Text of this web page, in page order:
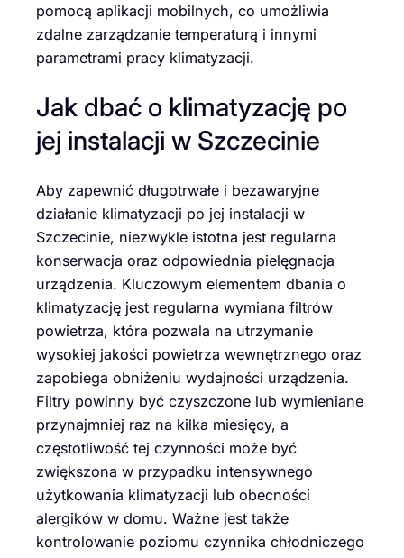
pomocą aplikacji mobilnych, co umożliwia
zdalne zarządzanie temperaturą i innymi
parametrami pracy klimatyzacji.
Jak dbać o klimatyzację po
jej instalacji w Szczecinie
Aby zapewnić długotrwałe i bezawaryjne
działanie klimatyzacji po jej instalacji w
Szczecinie, niezwykle istotna jest regularna
konserwacja oraz odpowiednia pielęgnacja
urządzenia. Kluczowym elementem dbania o
klimatyzację jest regularna wymiana filtrów
powietrza, która pozwala na utrzymanie
wysokiej jakości powietrza wewnętrznego oraz
zapobiega obniżeniu wydajności urządzenia.
Filtry powinny być czyszczone lub wymieniane
przynajmniej raz na kilka miesięcy, a
częstotliwość tej czynności może być
zwiększona w przypadku intensywnego
użytkowania klimatyzacji lub obecności
alergików w domu. Ważne jest także
kontrolowanie poziomu czynnika chłodniczego